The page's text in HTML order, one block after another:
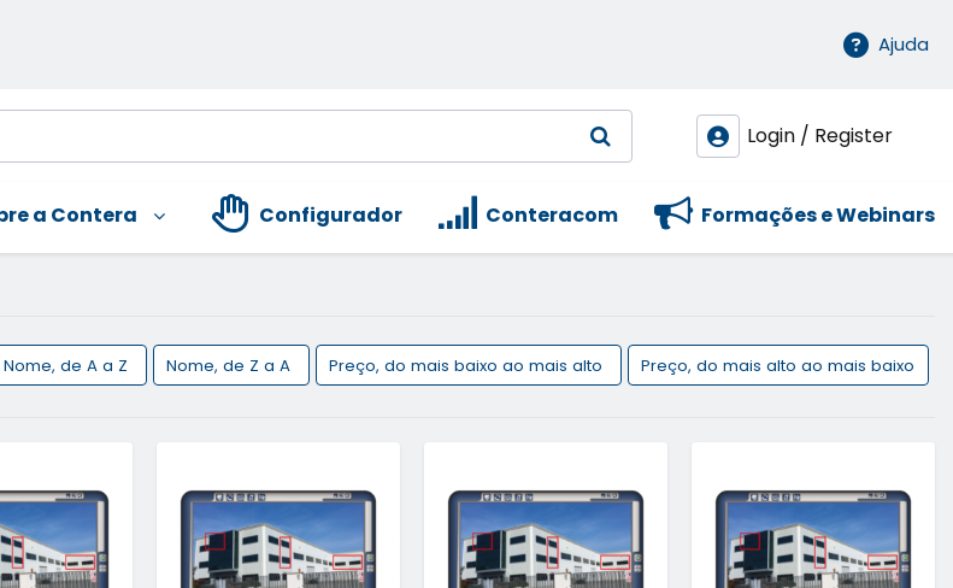
Ajuda
Login / Register
a Contera Formações e Webinars
Conteracom
Configurador
Nome, de A a Z Nome, de Z a A Preço, do mais baixo ao mais alto Preço, do mais alto ao mais baixo